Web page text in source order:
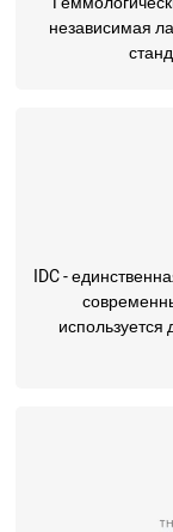
независимая
IDC -